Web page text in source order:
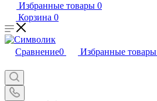
Избранные товары 0
Корзина 0
Сравнение0 Избранные товары